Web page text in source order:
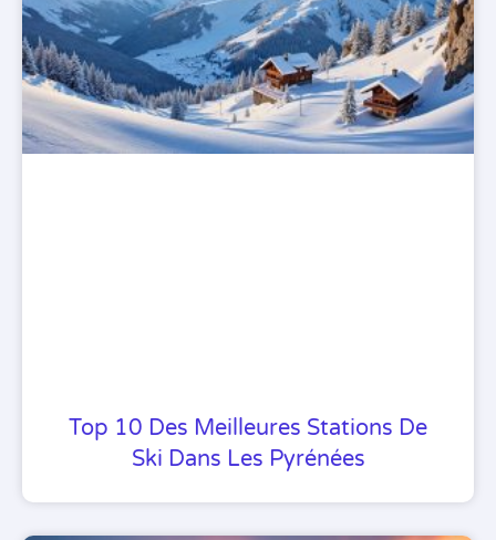
Top 10 Des Meilleures Stations De
Ski Dans Les Pyrénées